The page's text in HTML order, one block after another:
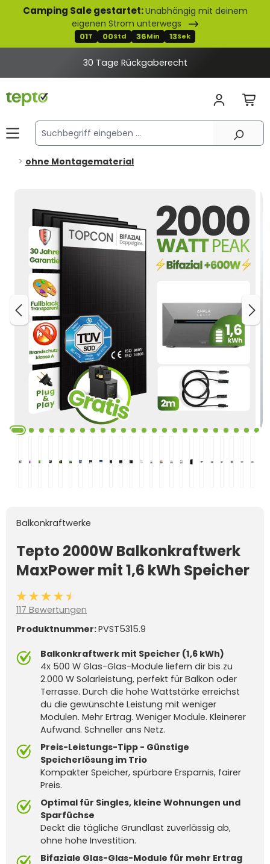
springen
Camping Sale gestartet:Unabhängig mit deinem
eigenen Strom unterwegs
01T 00Std 36Min 12Sek
2% Rabatt bei Banküberweisung
ohne Montagematerial
Balkonkraftwerke
Tepto 2000W Balkonkraftwerk
MaxPower mit 1,6 kWh Speicher
Durchschnittliche Bewertung von 4.3 von 5 Sternen
117 Bewertungen
Produktnummer:PVST5315.9
Balkonkraftwerk mit Speicher (1,6 kWh)
4x 500 W Glas-Glas-Module liefern dir bis zu
2.000 W Solarleistung, perfekt für Balkon oder
Terrasse. Durch die hohe Wattstärke erreichst
du die gewünschte Leistung mit weniger
Modulen. Mehr Ertrag. Weniger Module. Kleinerer
Aufwand. Schneller ans Netz.
Preis-Leistungs-Tipp - Günstige
Speicherlösung im Trio
Kompakter Speicher, spürbare Ersparnis, fairer
Preis.
Optimal für Singles, kleine Wohnungen und
Sparfüchse
Deckt die tägliche Grundlast zuverlässig ab,
ohne hohe Investition.
Bifaziale Glas-Glas-Module für mehr Ertrag